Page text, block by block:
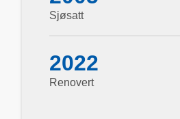
Sjøsatt
Renovert
2022